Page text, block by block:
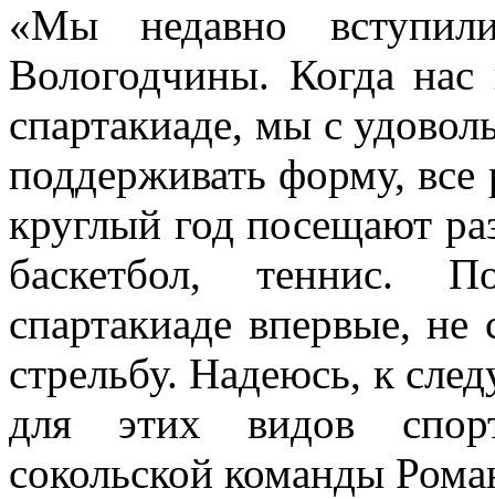
«Мы недавно
Вологодчины. Когда нас
спартакиаде, мы с
поддерживать форму,
круглый год посещают
баскетбол, теннис.
спартакиаде впервые, не
стрельбу. Надеюсь, к
для этих видов
сокольской команды